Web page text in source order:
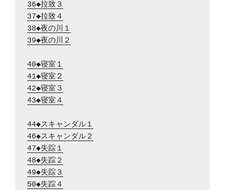
36◆拉致３
37◆拉致４
38◆夜の川１
39◆夜の川２
40◆寝室１
41◆寝室２
42◆寝室３
43◆寝室４
44◆スキャンダル１
46◆スキャンダル２
47◆失踪１
48◆失踪２
49◆失踪３
50◆失踪４